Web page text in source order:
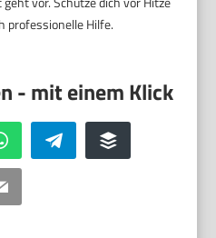
professionelle Hilfe.
WhatsApp Telegram Buffer
Email